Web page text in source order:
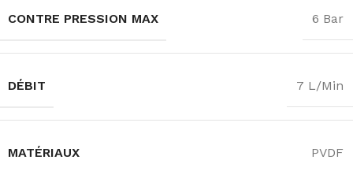
CONTRE PRESSION MAX 6 Bar
DÉBIT 7 L/Min
MATÉRIAUX PVDF